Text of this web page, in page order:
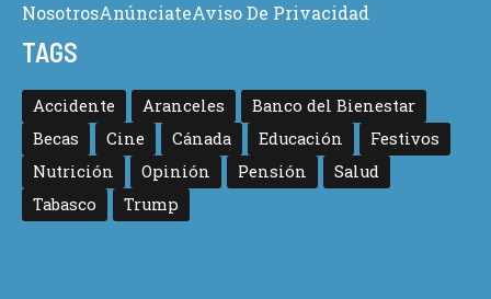
NosotrosAnúnciateAviso De Privacidad
TAGS
Accidente Aranceles
Banco del Bienestar
Becas
Cine Cánada Educación
Festivos
Nutrición
Opinión Pensión
Salud
Tabasco
Trump